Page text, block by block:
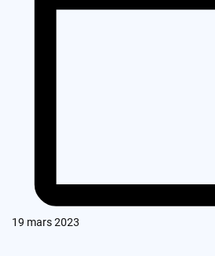
19 mars 2023